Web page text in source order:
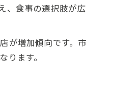
、食事の選択肢が広
が増加傾向です。市
ます。